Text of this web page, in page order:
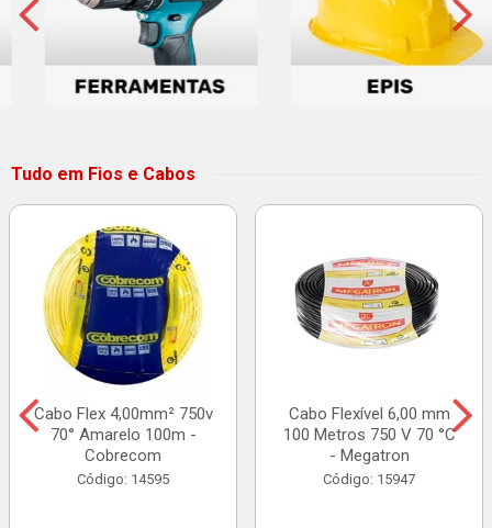
Tudo em Fios e Cabos
Cabo Flex 4,00mm² 750v
70° Amarelo 100m -
Cobrecom
Código: 14595
Cabo Flexível 6,00 mm
100 Metros 750 V 70 °C
- Megatron
Código: 15947